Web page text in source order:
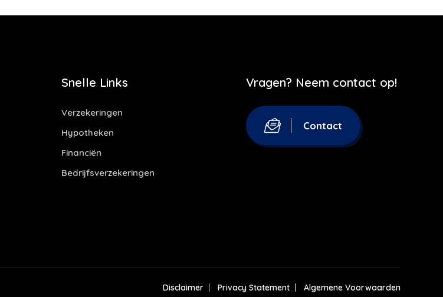
Snelle Links
Verzekeringen
Hypotheken
Financiën
Bedrijfsverzekeringen
Vragen? Neem contact op!
Contact
Disclaimer Privacy Statement Algemene Voorwaarden